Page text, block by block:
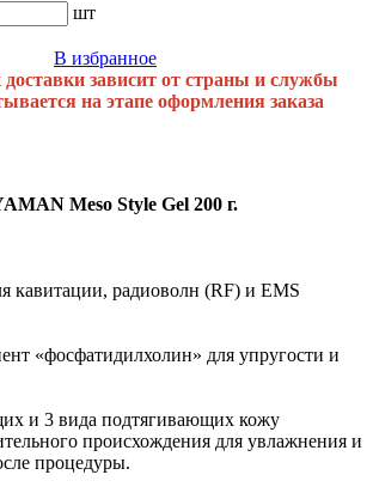
шт
В избранное
зависит от страны и службы
на этапе оформления заказа
Meso Style Gel 200 г.
кавитации, радиоволн (RF) и EMS
«фосфатидилхолин» для упругости и
и 3 вида подтягивающих кожу
происхождения для увлажнения и
процедуры.